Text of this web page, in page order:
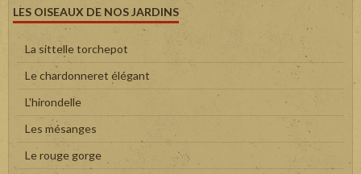
LES OISEAUX DE NOS JARDINS
La sittelle torchepot
Le chardonneret élégant
L'hirondelle
Les mésanges
Le rouge gorge